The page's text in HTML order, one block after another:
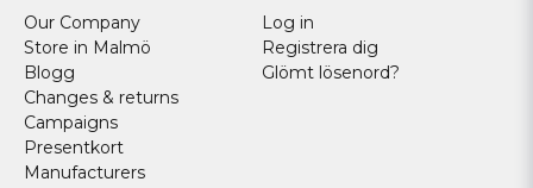
Our Company
Store in Malmö
Blogg
Changes & returns
Campaigns
Presentkort
Manufacturers
Log in
Registrera dig
Glömt lösenord?